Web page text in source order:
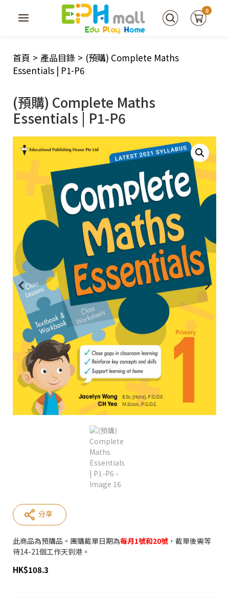
0
首頁 > 產品目錄 > (預購) Complete Maths
Essentials | P1-P6
(預購) Complete Maths
Essentials | P1-P6
此商品為預購品。團購截單日期為每月1號和20號，截單後需等
待14-21個工作天到港。
HK$108.3
分享